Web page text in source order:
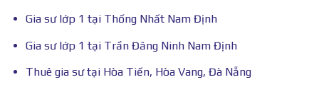
Gia sư lớp 1 tại Thống Nhất Nam Định
Gia sư lớp 1 tại Trần Đăng Ninh Nam Định
Thuê gia sư tại Hòa Tiến, Hòa Vang, Đà Nẵng